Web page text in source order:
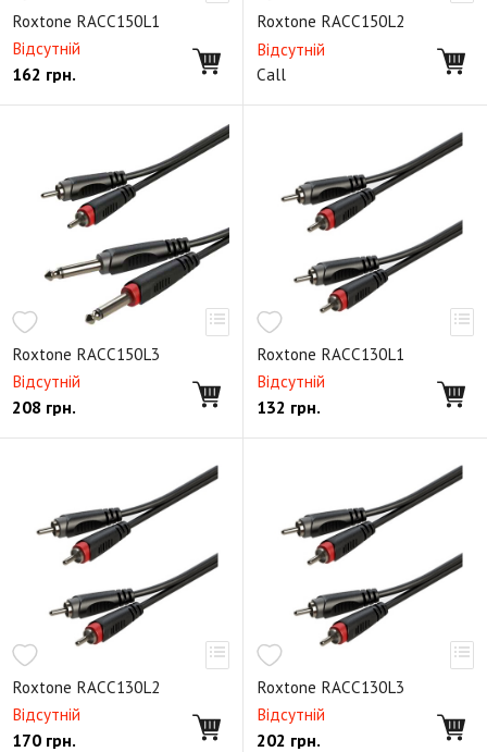
Небалансный двойной
Мультикор
Мультикорный Ethernet
Кабельные коннекторы XLR
Кабельные коннекторы MiniXLR
Кабельные коннекторы Mini Jack
Кабельные коннекторы Jack
Кабельные коннекторы RCA
Кабельные коннекторы SpeakON
Коннекторы Ethernet RJ45
Кабельные коннекторы PowerCON
Панельные коннекторы Jack серии D
Панельные коннекторы RCA серии D
Панельные коннекторы XLR серии D
Панельные адаптеры USB серии D
Авиационные коннекторы
Аксессуары для панельных коннекторов
Коммутационные панели
Переходники
Roxtone RACC150L1
Відсутній
162 грн.
Roxtone RACC150L2
Відсутній
Call
Roxtone RACC150L3
Відсутній
208 грн.
Roxtone RACC130L1
Відсутній
132 грн.
Roxtone RACC130L2
Відсутній
170 грн.
Roxtone RACC130L3
Відсутній
202 грн.